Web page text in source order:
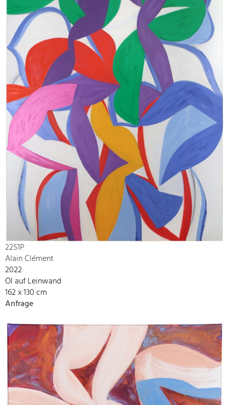
22S1P
Alain Clément
2022
Öl auf Leinwand
162 x 130 cm
Anfrage